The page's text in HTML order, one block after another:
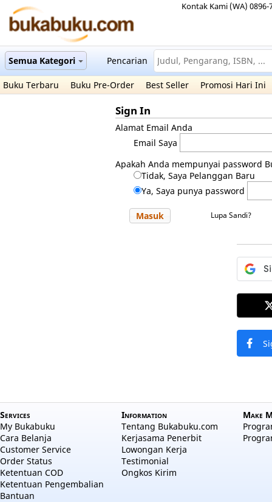
Kontak Kami (WA) 0896-
Semua Kategori Pencarian
Buku Terbaru Buku Pre-Order Best Seller Promosi Hari Ini
Sign In
Alamat Email Anda
Email Saya
Apakah Anda mempunyai password
Tidak, Saya Pelanggan Baru
Ya, Saya punya password
Masuk Lupa Sandi?
Services
My Bukabuku
Cara Belanja
Customer Service
Order Status
Ketentuan COD
Ketentuan Pengembalian
Bantuan
Information
Tentang Bukabuku.com
Kerjasama Penerbit
Lowongan Kerja
Testimonial
Ongkos Kirim
Make